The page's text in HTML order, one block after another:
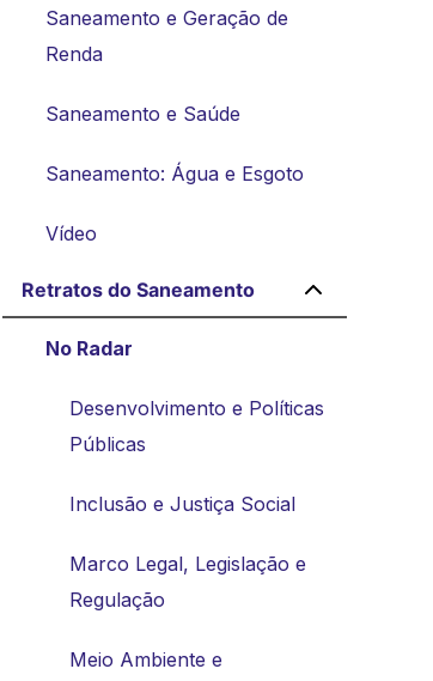
Saneamento e Geração de
Renda
Saneamento e Saúde
Saneamento: Água e Esgoto
Vídeo
Retratos do Saneamento
No Radar
Desenvolvimento e Políticas
Públicas
Inclusão e Justiça Social
Marco Legal, Legislação e
Regulação
Meio Ambiente e